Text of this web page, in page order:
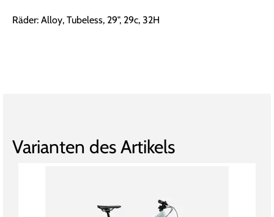
Räder: Alloy, Tubeless, 29", 29c, 32H
Varianten des Artikels